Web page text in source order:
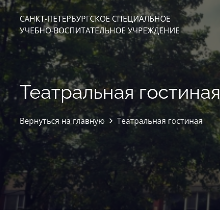
САНКТ-ПЕТЕРБУРГСКОЕ СПЕЦИАЛЬНОЕ
УЧЕБНО-ВОСПИТАТЕЛЬНОЕ УЧРЕЖДЕНИЕ
Театральная гостиная
Вернуться на главную Театральная гостиная